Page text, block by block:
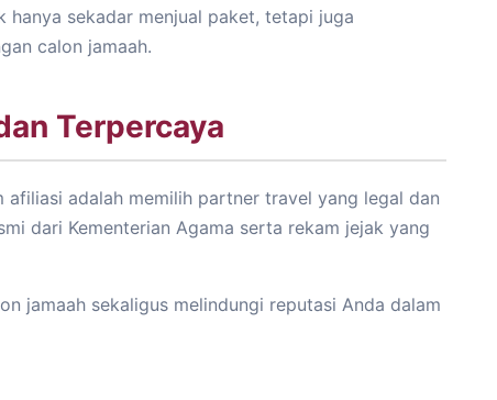
sekadar menjual paket, tetapi juga
calon jamaah.
Terpercaya
adalah memilih partner travel yang legal dan
dari Kementerian Agama serta rekam jejak yang
jamaah sekaligus melindungi reputasi Anda dalam